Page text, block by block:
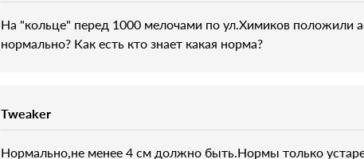
На "кольце" перед 1000 мелочами по ул.Химиков положили
нормально? Как есть кто знает какая норма?
Tweaker
Нормально,не менее 4 см должно быть.Нормы только